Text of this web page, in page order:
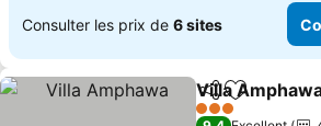
Consulter les prix de 6 sites
PartagerAjouter à
Villa
3 Étoiles